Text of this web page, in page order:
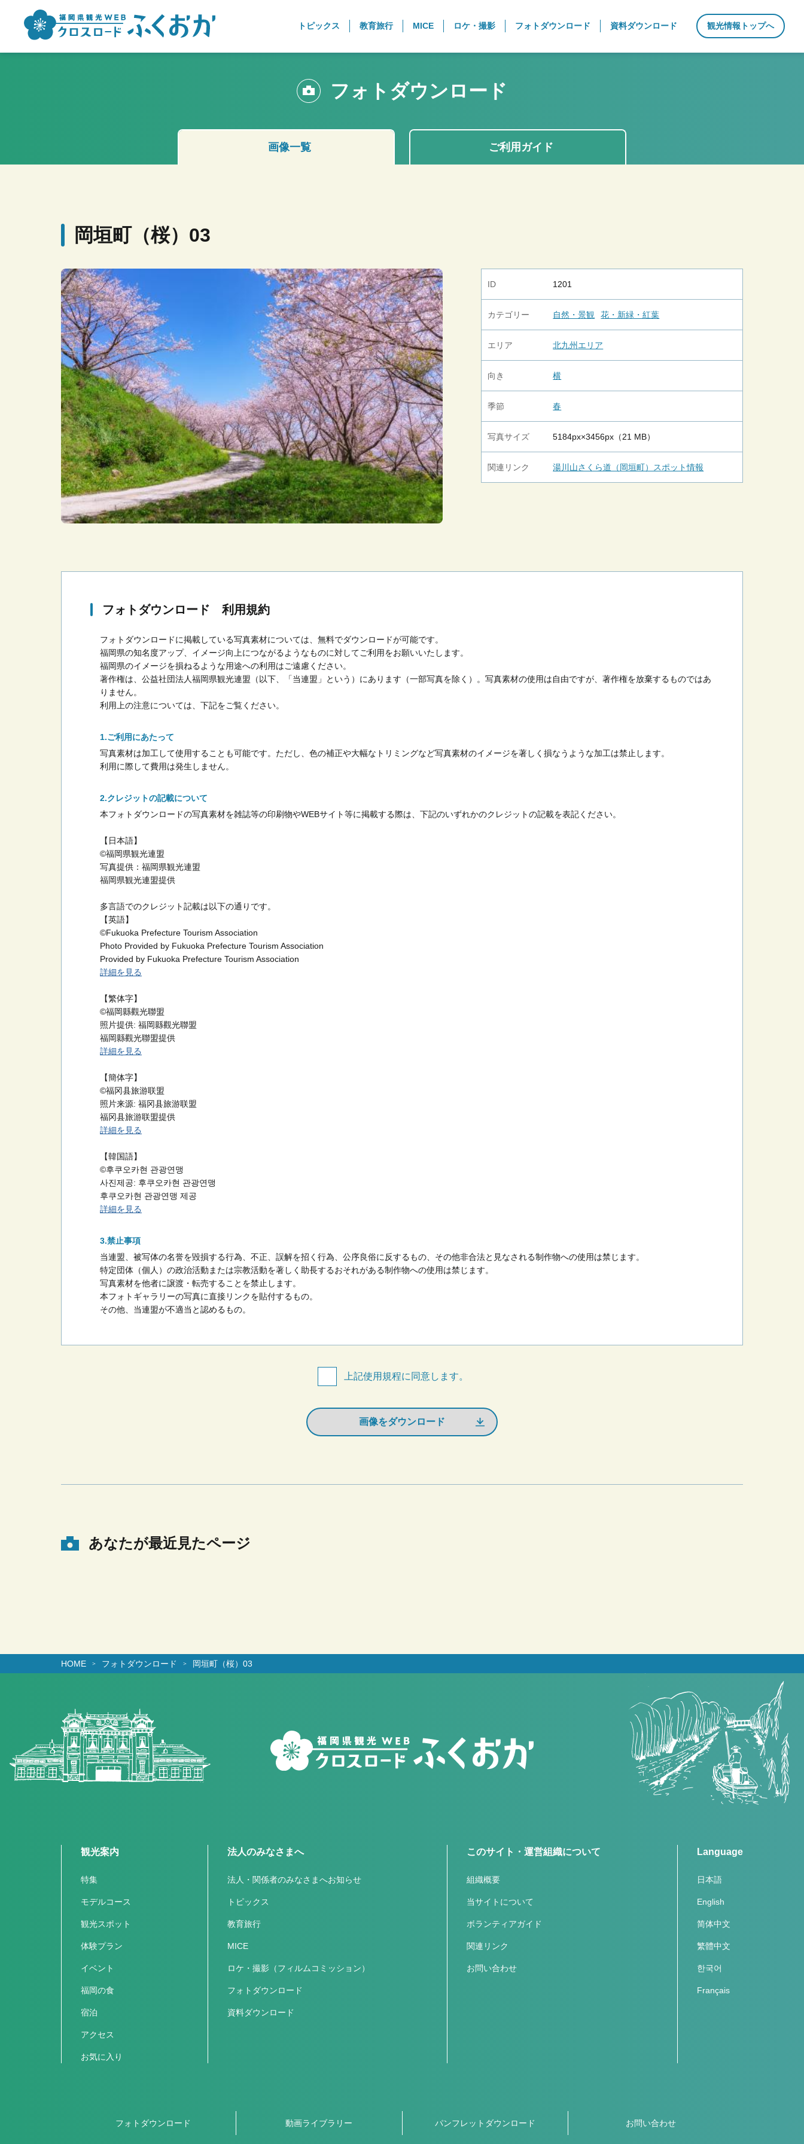
トピックス 教育旅行 MICE ロケ・撮影 フォトダウンロード 資料ダウンロード 観光情報トップへ
フォトダウンロード
画像一覧 ご利用ガイド
岡垣町（桜）03
ID 1201
カテゴリー 自然・景観 花・新緑・紅葉
エリア 北九州エリア
向き 横
季節 春
写真サイズ 5184px×3456px（21 MB）
関連リンク 湯川山さくら道（岡垣町）スポット情報
フォトダウンロード 利用規約
フォトダウンロードに掲載している写真素材については、無料でダウンロードが可能です。
福岡県の知名度アップ、イメージ向上につながるようなものに対してご利用をお願いいたします。
福岡県のイメージを損ねるような用途への利用はご遠慮ください。
著作権は、公益社団法人福岡県観光連盟（以下、「当連盟」という）にあります（一部写真を除く）。写真素材の使用は自由ですが、著作権を放棄するものではあ
りません。
利用上の注意については、下記をご覧ください。
ご利用にあたって
写真素材は加工して使用することも可能です。ただし、色の補正や大幅なトリミングなど写真素材のイメージを著しく損なうような加工は禁止します。
利用に際して費用は発生しません。
クレジットの記載について
本フォトダウンロードの写真素材を雑誌等の印刷物やWEBサイト等に掲載する際は、下記のいずれかのクレジットの記載を表記ください。
【日本語】
©福岡県観光連盟
写真提供：福岡県観光連盟
福岡県観光連盟提供
多言語でのクレジット記載は以下の通りです。
【英語】
©Fukuoka Prefecture Tourism Association
Photo Provided by Fukuoka Prefecture Tourism Association
Provided by Fukuoka Prefecture Tourism Association
詳細を見る
【繁体字】
©福岡縣觀光聯盟
照片提供: 福岡縣觀光聯盟
福岡縣觀光聯盟提供
詳細を見る
【簡体字】
©福冈县旅游联盟
照片来源: 福冈县旅游联盟
福冈县旅游联盟提供
詳細を見る
【韓国語】
©후쿠오카현 관광연맹
사진제공: 후쿠오카현 관광연맹
후쿠오카현 관광연맹 제공
詳細を見る
禁止事項
当連盟、被写体の名誉を毀損する行為、不正、誤解を招く行為、公序良俗に反するもの、その他非合法と見なされる制作物への使用は禁じます。
特定団体（個人）の政治活動または宗教活動を著しく助長するおそれがある制作物への使用は禁じます。
写真素材を他者に譲渡・転売することを禁止します。
本フォトギャラリーの写真に直接リンクを貼付するもの。
その他、当連盟が不適当と認めるもの。
上記使用規程に同意します。
画像をダウンロード
あなたが最近見たページ
HOME フォトダウンロード 岡垣町（桜）03
観光案内
特集
モデルコース
観光スポット
体験プラン
イベント
福岡の食
宿泊
アクセス
お気に入り
法人のみなさまへ
法人・関係者のみなさまへお知らせ
トピックス
教育旅行
MICE
ロケ・撮影（フィルムコミッション）
フォトダウンロード
資料ダウンロード
このサイト・運営組織について
組織概要
当サイトについて
ボランティアガイド
関連リンク
お問い合わせ
Language
日本語
English
简体中文
繁體中文
한국어
Français
フォトダウンロード 動画ライブラリー パンフレットダウンロード お問い合わせ